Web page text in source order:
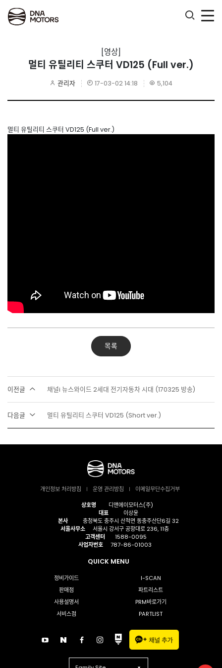
[영상]
멀티 유틸리티 스쿠터 VD125 (Full ver.)
관리자 17-03-02 14:18 5,104
멀티 유틸리티 스쿠터 VD125 (Full ver.)
목록
이전글 채널i 뉴스와이드 2세대 전기자동차 시대 (170325 방송)
다음글 멀티 유틸리티 스쿠터 VD125 (Short ver.)
개인정보 처리방침 운영 관리방침
이메일무단수집거부
상호명
디앤에이모터스(주)
대표
이상윤
본사
충청북도 충주시 산척면 동충주산단6길 32
서울사무소
서울시 강서구 공항대로 236, 11층
고객센터
1588-0095
사업자번호
787-86-01003
QUICK MENU
정비가이드
I-SCAN
판매점
파트리스트
사용설명서
PRM바로가기
서비스점
PARTLIST